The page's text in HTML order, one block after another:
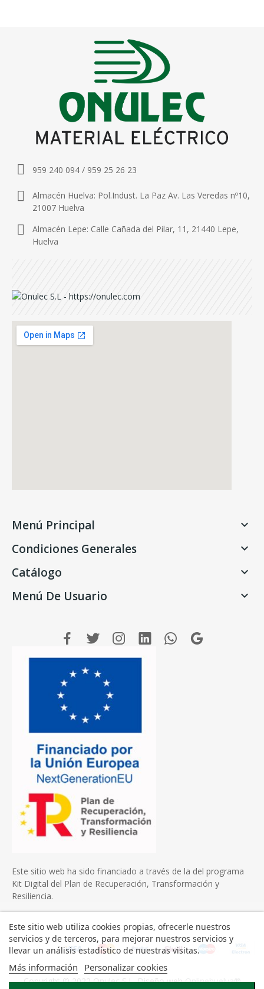
959 240 094 / 959 25 26 23
Almacén Huelva: Pol.Indust. La Paz Av. Las Veredas nº10,
21007 Huelva
Almacén Lepe: Calle Cañada del Pilar, 11, 21440 Lepe,
Huelva
Menú Principal 
Condiciones Generales 
Catálogo 
Menú De Usuario 
Este sitio web ha sido financiado a través de la del programa
Kit Digital del Plan de Recuperación, Transformación y
Resiliencia.
Copyright © 2022 Onulec S.L. Diseño webOnlinehuelva®
Este sitio web utiliza cookies propias, ofrecerle nuestros
servicios y de terceros, para mejorar nuestros servicios y
llevar un análisis estadístico de nuestras visitas.
Más información Personalizar cookies